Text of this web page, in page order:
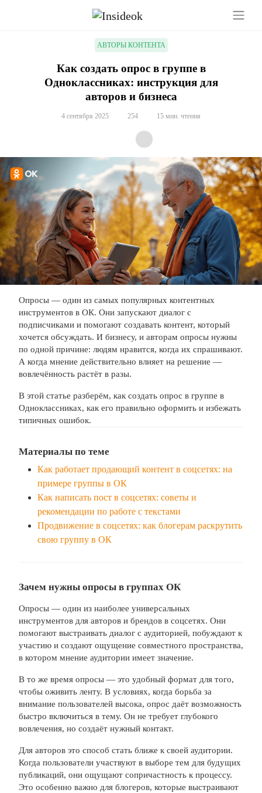
АВТОРЫ КОНТЕНТА
Как создать опрос в группе в
Одноклассниках: инструкция для
авторов и бизнеса
4 сентября 2025 254 15 мин. чтения
Опросы — один из самых популярных контентных
инструментов в ОК. Они запускают диалог с
подписчиками и помогают создавать контент, который
хочется обсуждать. И бизнесу, и авторам опросы нужны
по одной причине: людям нравится, когда их спрашивают.
А когда мнение действительно влияет на решение —
вовлечённость растёт в разы.
В этой статье разберём, как создать опрос в группе в
Одноклассниках, как его правильно оформить и избежать
типичных ошибок.
Материалы по теме
Как работает продающий контент в соцсетях: на
примере группы в ОК
Как написать пост в соцсетях: советы и
рекомендации по работе с текстами
Продвижение в соцсетях: как блогерам раскрутить
свою группу в ОК
Зачем нужны опросы в группах ОК
Опросы — один из наиболее универсальных
инструментов для авторов и брендов в соцсетях. Они
помогают выстраивать диалог с аудиторией, побуждают к
участию и создают ощущение совместного пространства,
в котором мнение аудитории имеет значение.
В то же время опросы — это удобный формат для того,
чтобы оживить ленту. В условиях, когда борьба за
внимание пользователей высока, опрос даёт возможность
быстро включиться в тему. Он не требует глубокого
вовлечения, но создаёт нужный контакт.
Для авторов это способ стать ближе к своей аудитории.
Когда пользователи участвуют в выборе тем для будущих
публикаций, они ощущают сопричастность к процессу.
Это особенно важно для блогеров, которые выстраивают